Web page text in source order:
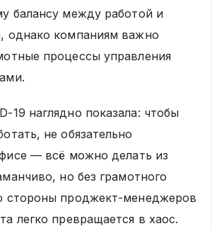
балансу между работой и
однако компаниям важно
процессы управления
19 наглядно показала: чтобы
не обязательно
— всё можно делать из
но без грамотного
стороны проджект-менеджеров
легко превращается в хаос.